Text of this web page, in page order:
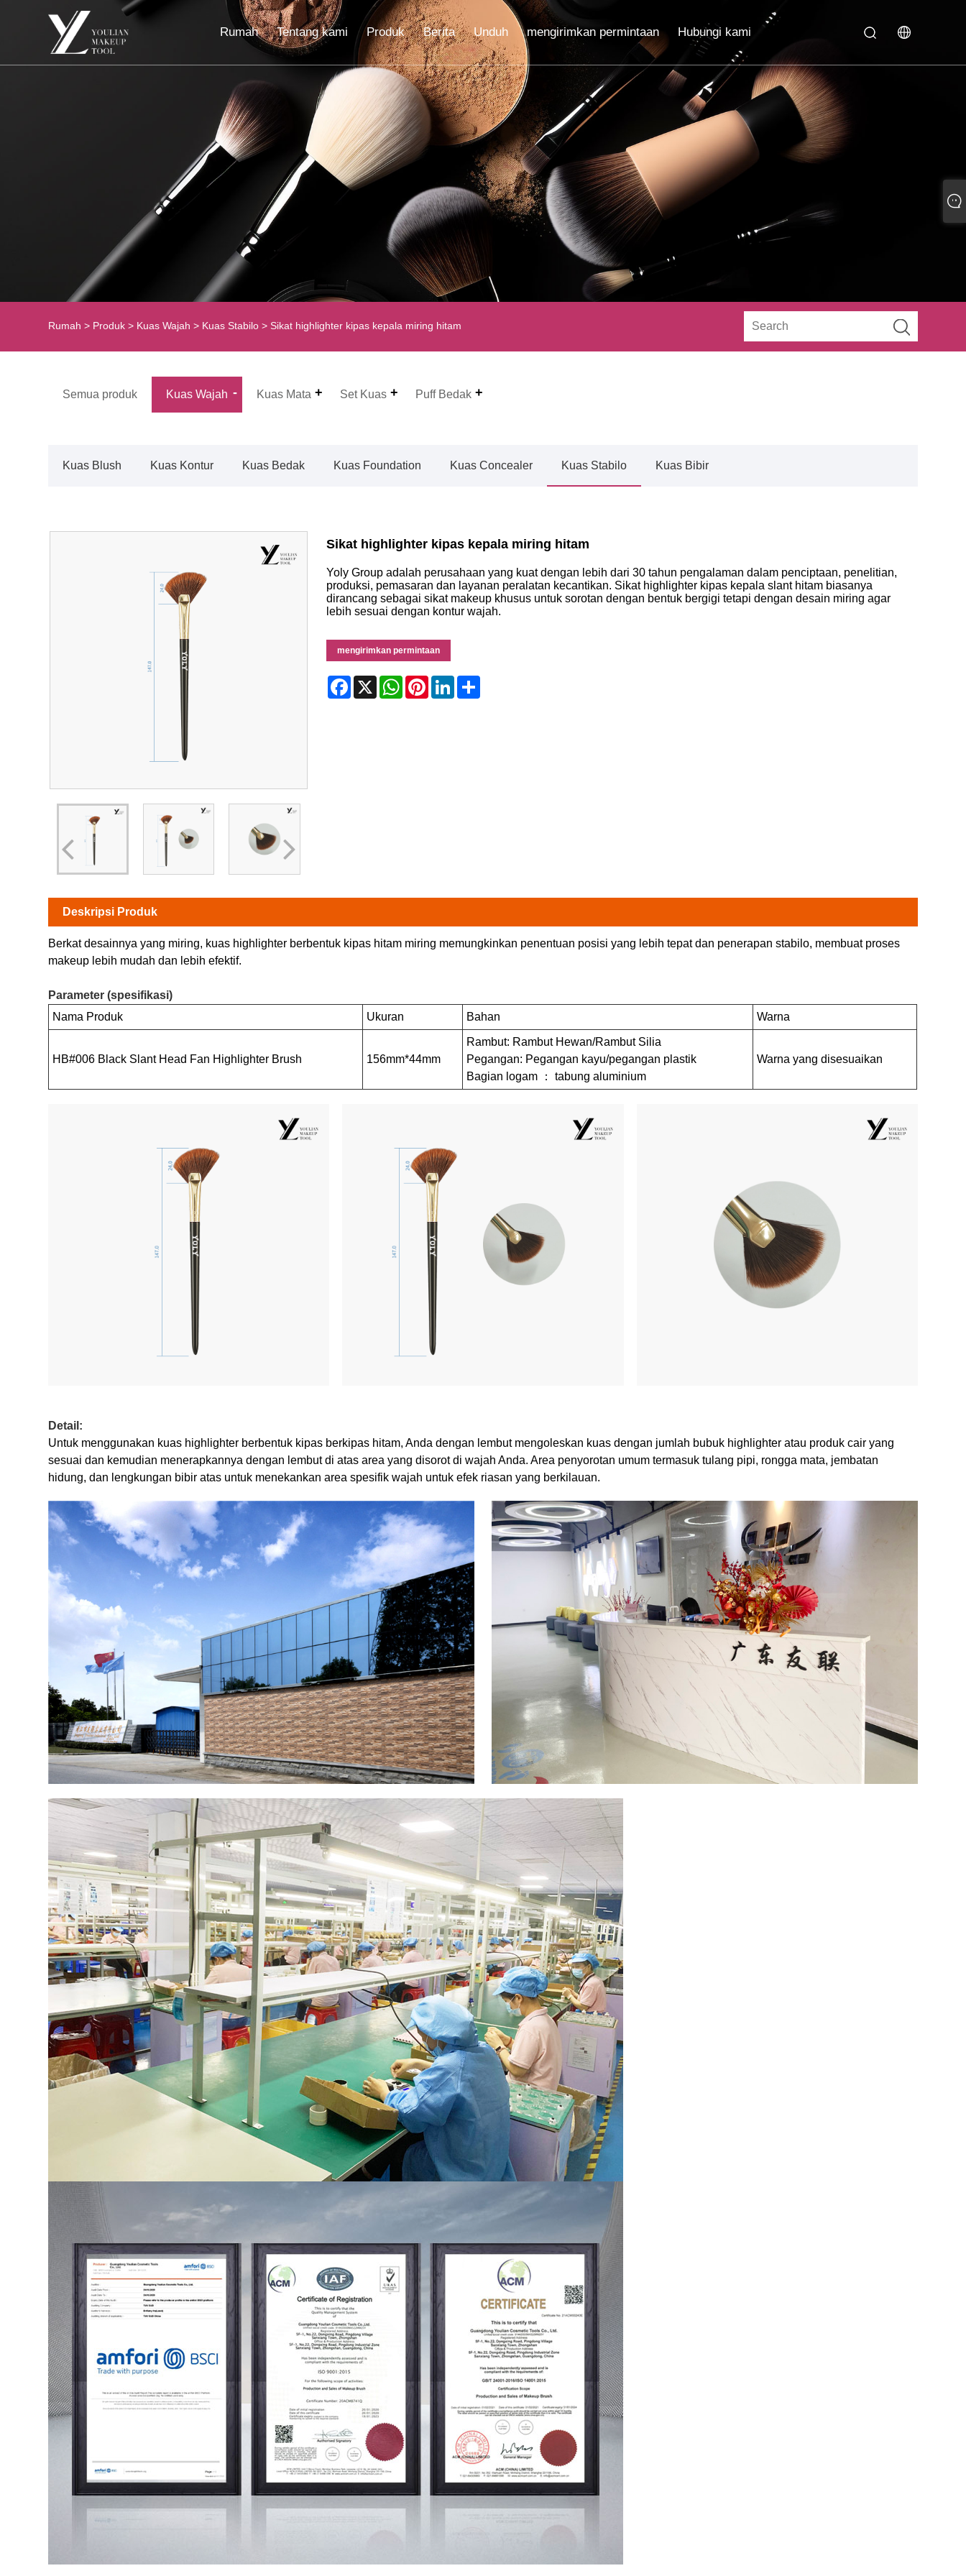
Rumah Tentang kami Produk Berita Unduh mengirimkan permintaan Hubungi kami
Rumah > Produk > Kuas Wajah > Kuas Stabilo > Sikat highlighter kipas kepala miring hitam
Semua produk Kuas Wajah Kuas Mata Set Kuas Puff Bedak
Kuas Blush Kuas Kontur Kuas Bedak Kuas Foundation Kuas Concealer Kuas Stabilo Kuas Bibir
Sikat highlighter kipas kepala miring hitam
Yoly Group adalah perusahaan yang kuat dengan lebih dari 30 tahun pengalaman dalam penciptaan, penelitian,
produksi, pemasaran dan layanan peralatan kecantikan. Sikat highlighter kipas kepala slant hitam biasanya
dirancang sebagai sikat makeup khusus untuk sorotan dengan bentuk bergigi tetapi dengan desain miring agar
lebih sesuai dengan kontur wajah.
mengirimkan permintaan
Facebook
X WhatsApp
PinterestLinkedIn
Deskripsi Produk
Berkat desainnya yang miring, kuas highlighter berbentuk kipas hitam miring memungkinkan penentuan posisi yang lebih tepat dan penerapan stabilo, membuat proses
makeup lebih mudah dan lebih efektif.
Parameter (spesifikasi)
Nama Produk
Ukuran Bahan Warna
HB#006 Black Slant Head Fan Highlighter Brush 156mm*44mm
Rambut: Rambut Hewan/Rambut Silia
Pegangan: Pegangan kayu/pegangan plastik
Bagian logam ： tabung aluminium
Warna yang disesuaikan
Detail:
Untuk menggunakan kuas highlighter berbentuk kipas berkipas hitam, Anda dengan lembut mengoleskan kuas dengan jumlah bubuk highlighter atau produk cair yang
sesuai dan kemudian menerapkannya dengan lembut di atas area yang disorot di wajah Anda. Area penyorotan umum termasuk tulang pipi, rongga mata, jembatan
hidung, dan lengkungan bibir atas untuk menekankan area spesifik wajah untuk efek riasan yang berkilauan.